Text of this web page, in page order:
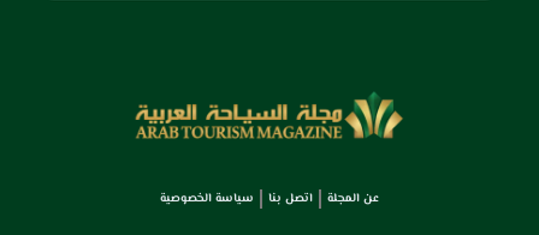
عن المجلة اتصل بنا سياسة الخصوصية